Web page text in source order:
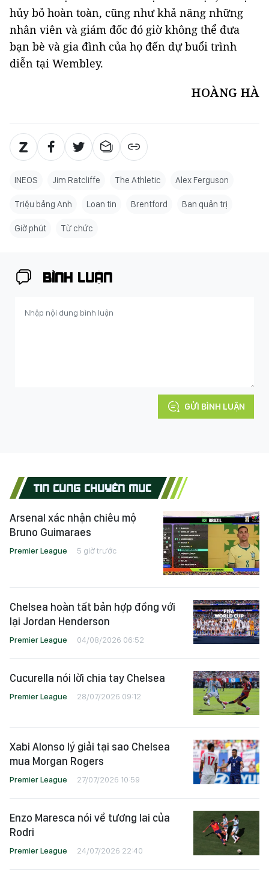
hủy bỏ hoàn toàn, cũng như khả năng những
nhân viên và giám đốc đó giờ không thể đưa
bạn bè và gia đình của họ đến dự buổi trình
diễn tại Wembley.
HOÀNG HÀ
INEOS Jim Ratcliffe The Athletic Alex Ferguson
Triệu bảng Anh Loan tin Brentford Ban quản trị
Giờ phút Từ chức
BÌNH LUẬN
GỬI BÌNH LUẬN
TIN CÙNG CHUYÊN MỤC
Arsenal xác nhận chiêu mộ
Bruno Guimaraes
Premier League 5 giờ trước
Chelsea hoàn tất bản hợp đồng với
lại Jordan Henderson
Premier League 04/08/2026 06:52
Cucurella nói lời chia tay Chelsea
Premier League 28/07/2026 09:12
Xabi Alonso lý giải tại sao Chelsea
mua Morgan Rogers
Premier League 27/07/2026 10:59
Enzo Maresca nói về tương lai của
Rodri
Premier League 24/07/2026 22:40